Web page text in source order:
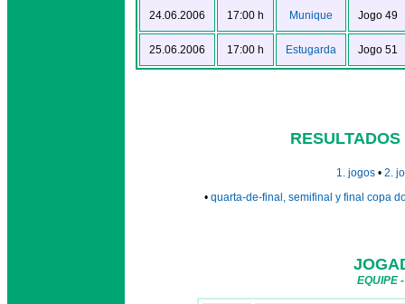
24.06.2006 17:00 h Munique Jogo 49
25.06.2006 17:00 h Estugarda Jogo 51
1. jogos• 2.
• quarta-de-final, semifinal y final copa
EQUIPE